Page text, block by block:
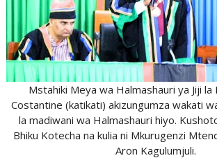
Mstahiki Meya wa Halmashauri ya Jiji la
Costantine (katikati) akizungumza wakati
la madiwani wa Halmashauri hiyo.
Bhiku Kotecha na kulia ni Mkurugenzi
Aron Kagulumjuli.